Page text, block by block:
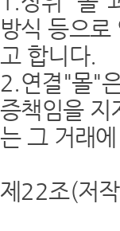
방식 등으
고 합니다.
2.연결"몰"
증책임을 지
는 그 거래
제22조(저